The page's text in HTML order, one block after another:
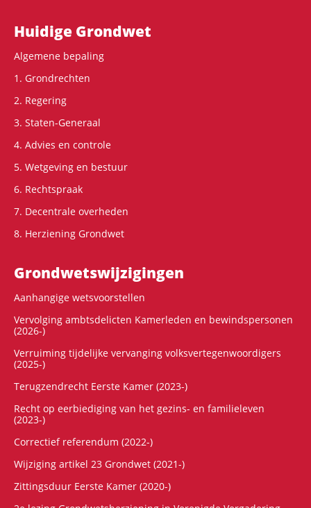
Hoofdnavigatie
Huidige Grondwet
Algemene bepaling
1. Grondrechten
2. Regering
3. Staten-Generaal
4. Advies en controle
5. Wetgeving en bestuur
6. Rechtspraak
7. Decentrale overheden
8. Herziening Grondwet
Grondwets­wijzigingen
Aanhangige wetsvoorstellen
Vervolging ambtsdelicten Kamerleden en bewindspersonen
(2026-)
Verruiming tijdelijke vervanging volksvertegenwoordigers
(2025-)
Terugzendrecht Eerste Kamer (2023-)
Recht op eerbiediging van het gezins- en familieleven
(2023-)
Correctief referendum (2022-)
Wijziging artikel 23 Grondwet (2021-)
Zittingsduur Eerste Kamer (2020-)